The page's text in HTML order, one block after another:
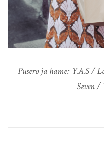
Pusero ja hame: Y.A.S
Seven